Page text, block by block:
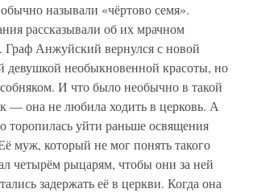
называли «чёртово семя».
рассказывали об их мрачном
Граф Анжуйский вернулся с новой
девушкой необыкновенной красоты, но
И что было необычно в такой
— она не любила ходить в церковь. А
торопилась уйти раньше освящения
муж, который не мог понять такого
четырём рыцарям, чтобы они за ней
задержать её в церкви. Когда она